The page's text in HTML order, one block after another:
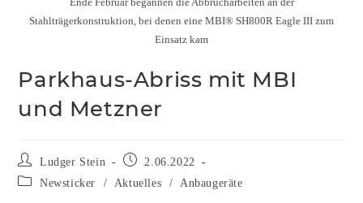
Stahlträgerkonstruktion, bei denen eine MBI® SH800R Eagle III zum
Einsatz kam
Parkhaus-Abriss mit MBI
und Metzner
Ludger Stein
2.06.2022
Newsticker
/ Aktuelles / Anbaugeräte